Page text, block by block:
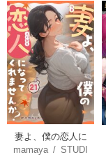
妻よ、僕の恋人に
なってくれません
mamaya /STUDI